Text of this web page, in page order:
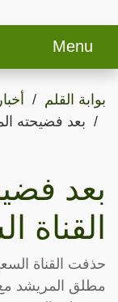
Menu
بوابة القلم
بعد فضيحته
بعد
القناة
حذفت القناة
مطلق المريشد مع